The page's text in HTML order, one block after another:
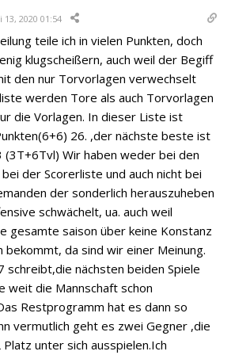
13, 2020 01:54
teile ich in vielen Punkten, doch
klugscheißern, auch weil der Begiff
den nur Torvorlagen verwechselt
werden Tore als auch Torvorlagen
die Vorlagen. In dieser Liste ist
26. ,der nächste beste ist
(3T+6Tvl) Wir haben weder bei den
der Scorerliste und auch nicht bei
der sonderlich herauszuheben
schwächelt, ua. auch weil
gesamte saison über keine Konstanz
bekommt, da sind wir einer Meinung.
schreibt,die nächsten beiden Spiele
weit die Mannschaft schon
Restprogramm hat es dann so
vermutlich geht es zwei Gegner ,die
unter sich ausspielen.Ich